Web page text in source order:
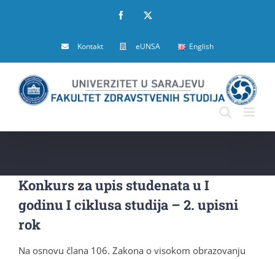
Facebook
Kontakt eUNSA English
Konkurs za upis studenata u I
godinu I ciklusa studija – 2. upisni
rok
Na osnovu člana 106. Zakona o visokom obrazovanju